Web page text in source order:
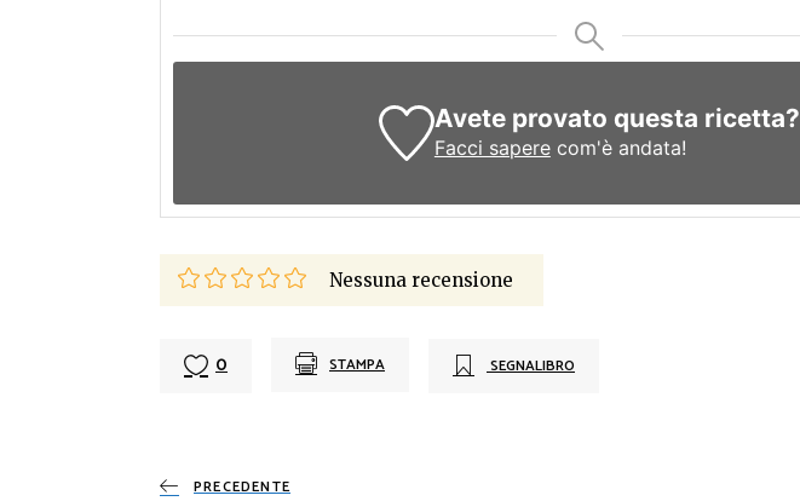
Avete provato questa ricetta?
Facci saperecom'è andata!
Nessuna recensione
0 STAMPA SEGNALIBRO
PRECEDENTE